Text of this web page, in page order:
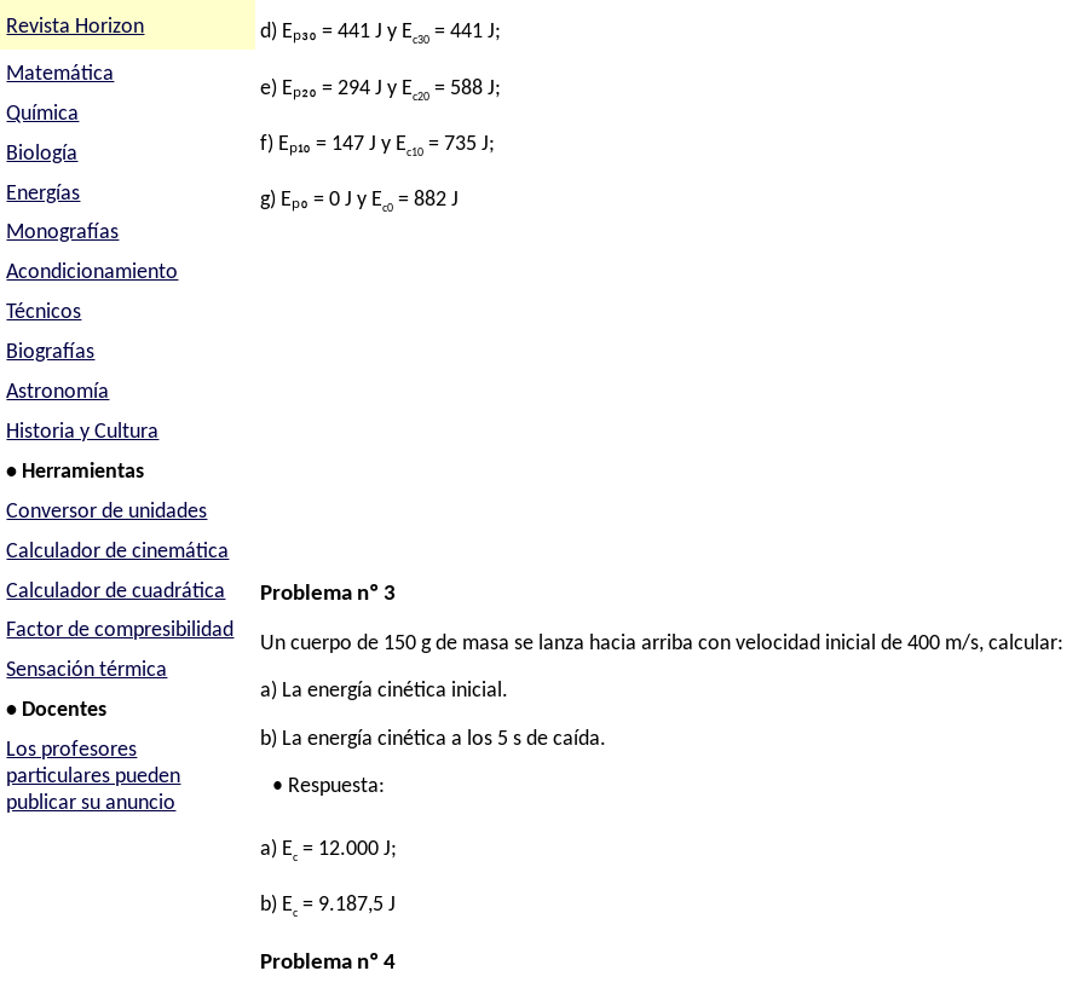
Revista Horizon
Matemática
Química
Biología
Energías
Monografías
Acondicionamiento
Técnicos
Biografías
Astronomía
Historia y Cultura
• Herramientas
Conversor de unidades
Calculador de cinemática
Calculador de cuadrática
Factor de compresibilidad
Sensación térmica
• Docentes
Los profesores
particulares pueden
publicar su anuncio
d) Eₚ₃₀ = 441 J y Ec30 = 441 J;
e) Eₚ₂₀ = 294 J y Ec20 = 588 J;
f) Eₚ₁₀ = 147 J y Ec10 = 735 J;
g) Eₚ₀ = 0 J y Ec0 = 882 J
Problema nº 3
Un cuerpo de 150 g de masa se lanza hacia arriba con velocidad inicial de 400 m/s, calcular:
a) La energía cinética inicial.
b) La energía cinética a los 5 s de caída.
• Respuesta:
a) Ec = 12.000 J;
b) Ec = 9.187,5 J
Problema nº 4